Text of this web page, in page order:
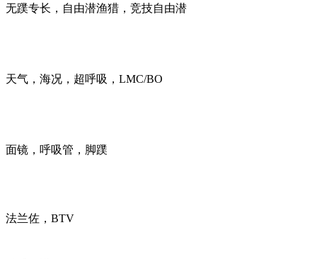
无蹼专长，自由潜渔猎，竞技自由潜
天气，海况，超呼吸，LMC/BO
面镜，呼吸管，脚蹼
法兰佐，BTV